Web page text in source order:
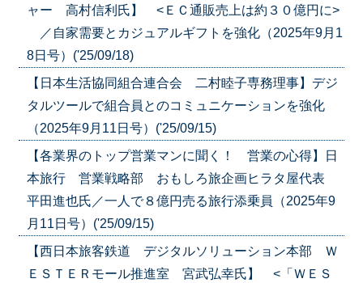
ャー 高村信利氏】 <ＥＣ通販売上は約３０億円に>
／自家需要とカジュアルギフトを強化（2025年9月1
8日号）('25/09/18)
【日本生活協同組合連合会 二村睦子専務理事】デジ
タルツールで組合員とのコミュニケーションを強化
（2025年9月11日号）('25/09/15)
【各業界のトップ営業マンに聞く！ 営業の心得】日
本旅行 営業戦略部 おもしろ旅企画ヒラタ屋代表
平田進也氏／一人で８億円売る旅行添乗員（2025年9
月11日号）('25/09/15)
【西日本旅客鉄道 デジタルソリューション本部 Ｗ
ＥＳＴＥＲモール推進室 宮武弘幸氏】 <「ＷＥＳ